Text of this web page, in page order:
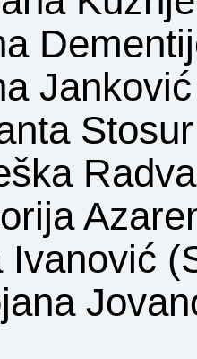
Ivanović